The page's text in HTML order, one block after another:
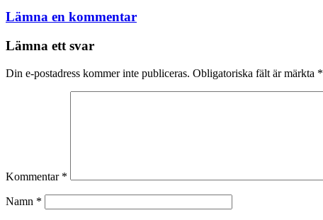
Lämna en kommentar
Lämna ett svar
Din e-postadress kommer inte publiceras. Obligatoriska fält är märkta *
Kommentar *
Namn *